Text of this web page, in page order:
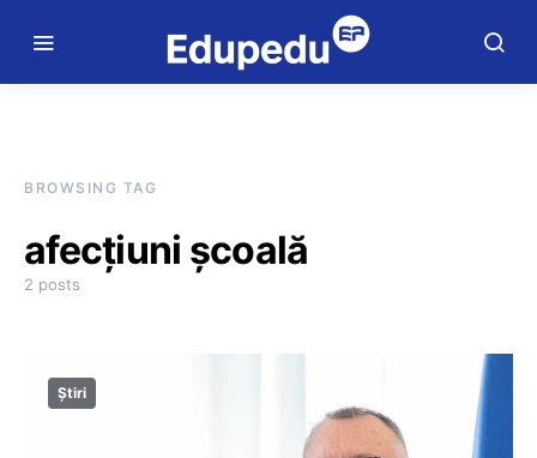
BROWSING TAG
afecţiuni şcoală
2 posts
Știri